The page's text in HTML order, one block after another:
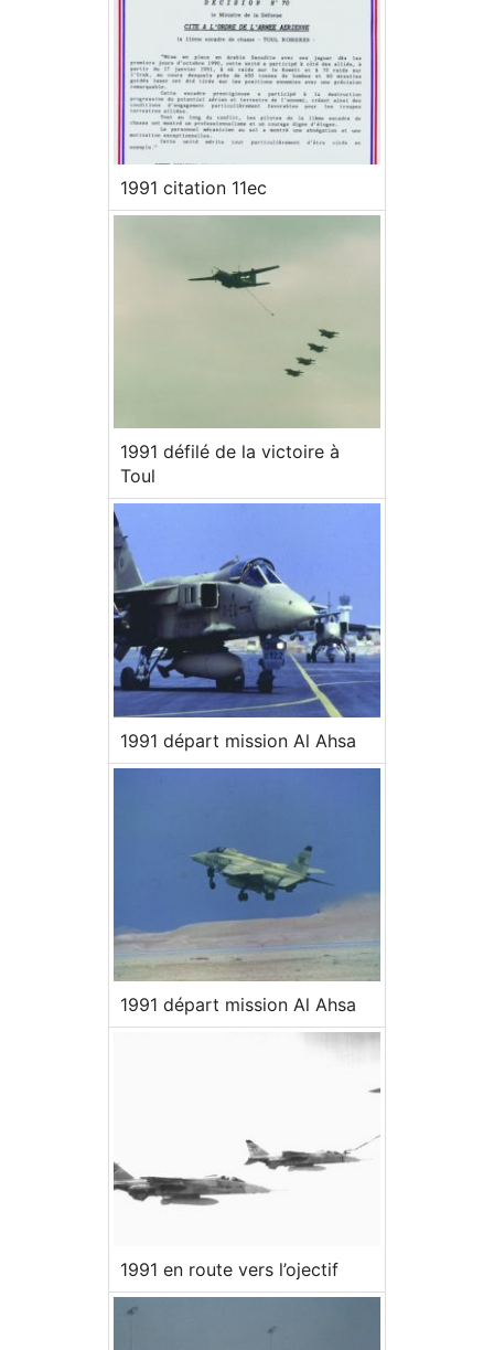
1991 citation 11ec
1991 défilé de la victoire à
Toul
1991 départ mission Al Ahsa
1991 départ mission Al Ahsa
1991 en route vers l’ojectif